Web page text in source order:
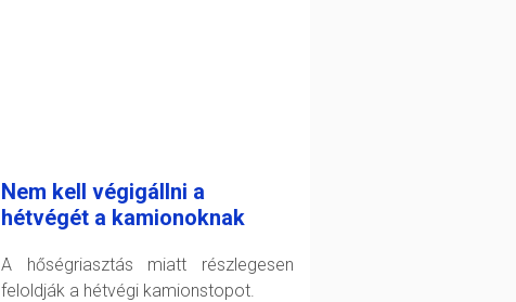
Nem kell végigállni a
hétvégét a kamionoknak
A hőségriasztás miatt részlegesen
feloldják a hétvégi kamionstopot.